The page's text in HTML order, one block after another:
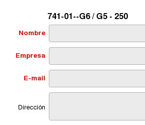
741-01--G6 / G5 - 250
Nombre
Empresa
E-mail
Dirección